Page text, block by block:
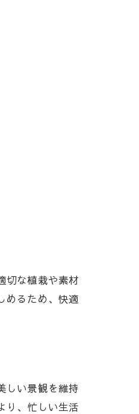
切な植栽や素材
めるため、快適
しい景観を維持
り、忙しい生活